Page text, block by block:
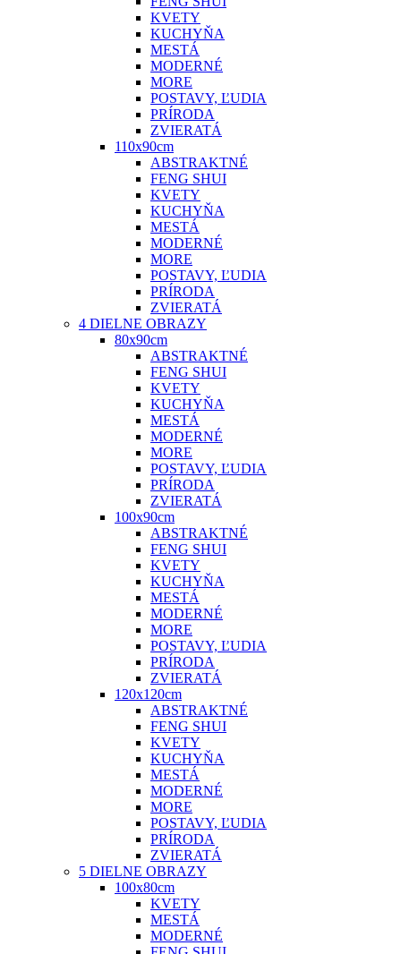
KVETY
KUCHYŇA
MESTÁ
MODERNÉ
MORE
POSTAVY, ĽUDIA
PRÍRODA
ZVIERATÁ
110x90cm
ABSTRAKTNÉ
FENG SHUI
KVETY
KUCHYŇA
MESTÁ
MODERNÉ
MORE
POSTAVY, ĽUDIA
PRÍRODA
ZVIERATÁ
4 DIELNE OBRAZY
80x90cm
ABSTRAKTNÉ
FENG SHUI
KVETY
KUCHYŇA
MESTÁ
MODERNÉ
MORE
POSTAVY, ĽUDIA
PRÍRODA
ZVIERATÁ
100x90cm
ABSTRAKTNÉ
FENG SHUI
KVETY
KUCHYŇA
MESTÁ
MODERNÉ
MORE
POSTAVY, ĽUDIA
PRÍRODA
ZVIERATÁ
120x120cm
ABSTRAKTNÉ
FENG SHUI
KVETY
KUCHYŇA
MESTÁ
MODERNÉ
MORE
POSTAVY, ĽUDIA
PRÍRODA
ZVIERATÁ
5 DIELNE OBRAZY
100x80cm
KVETY
MESTÁ
MODERNÉ